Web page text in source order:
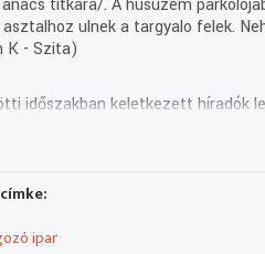
ulnek a targyalo felek.
K - Szita)
időszakban keletkezett híradók
folyamatban van. A már
ipar